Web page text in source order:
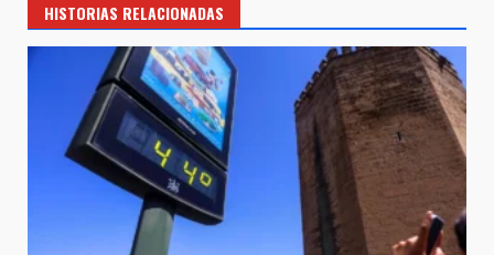
HISTORIAS RELACIONADAS